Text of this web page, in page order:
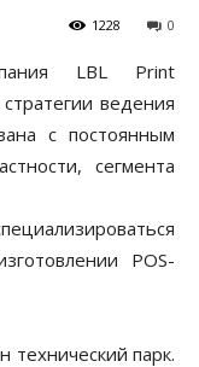
0
1228
LBL Print
ведения
с постоянным
сегмента
POS-
технический парк.